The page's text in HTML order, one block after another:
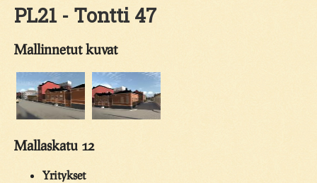
PL21 - Tontti 47
Mallinnetut kuvat
Mallaskatu 12
Yritykset